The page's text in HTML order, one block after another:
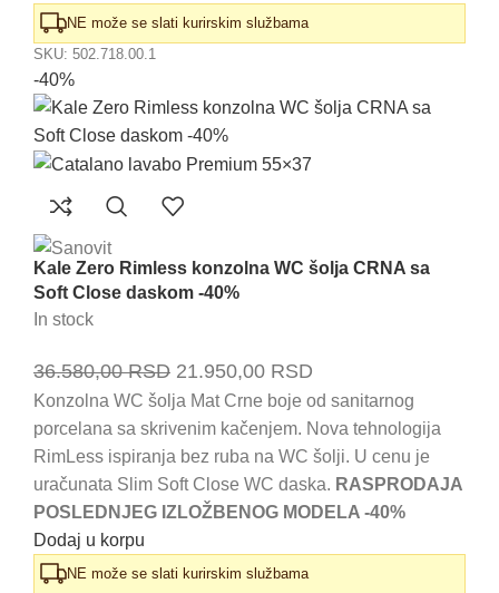
NE može se slati kurirskim službama
SKU: 502.718.00.1
-40%
Kale Zero Rimless konzolna WC šolja CRNA sa
Soft Close daskom -40%
In stock
36.580,00RSD Originalna
cena
je
bila:
36.580,00 RSD.
21.950,00 RSD
cena
je:
21.950,00 RSD.
Konzolna WC šolja Mat Crne boje od sanitarnog
porcelana sa skrivenim kačenjem. Nova tehnologija
RimLess ispiranja bez ruba na WC šolji. U cenu je
uračunata Slim Soft Close WC daska. RASPRODAJA
POSLEDNJEG IZLOŽBENOG MODELA -40%
Dodaj u korpu
NE može se slati kurirskim službama